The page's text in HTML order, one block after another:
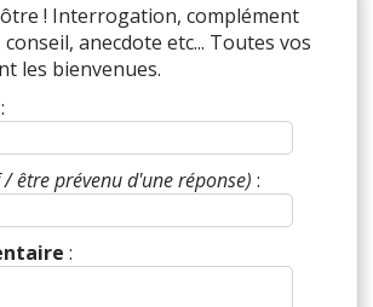
à ce commentaire
visible sous le commentaire)
TOP CONTRIBUTEUR(Date :
! Interrogation, complément
anecdote etc... Toutes vos
les bienvenues.
:
être prévenu d'une réponse) :
: